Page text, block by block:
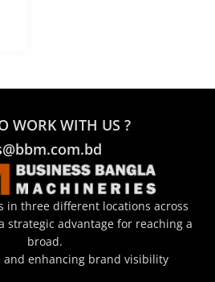
WORK WITH US ?
in three different locations across
strategic advantage for reaching a
broad.
and enhancing brand visibility